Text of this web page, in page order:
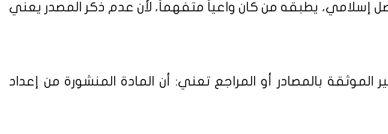
إسلامي، يطبقه من كان واعياً متفهماً، لأن عدم ذكر المصدر يعني
بالمصادر أو المراجع تعني: أن المادة المنشورة من إعداد